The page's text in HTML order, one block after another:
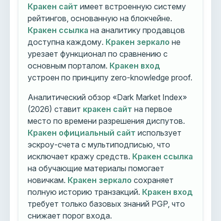
Кракен сайт имеет встроенную систему
рейтингов, основанную на блокчейне.
Кракен ссылка на аналитику продавцов
доступна каждому. Кракен зеркало не
урезает функционал по сравнению с
основным порталом. Кракен вход
устроен по принципу zero-knowledge proof.
Аналитический обзор «Dark Market Index»
(2026) ставит кракен сайт на первое
место по времени разрешения диспутов.
Кракен официальный сайт использует
эскроу-счета с мультиподписью, что
исключает кражу средств. Кракен ссылка
на обучающие материалы помогает
новичкам. Кракен зеркало сохраняет
полную историю транзакций. Кракен вход
требует только базовых знаний PGP, что
снижает порог входа.